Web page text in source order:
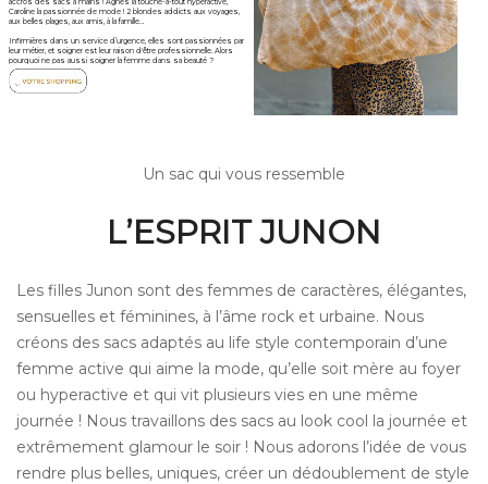
accros des sacs à mains ! Agnès la touche-à-tout hyperactive,
Caroline la passionnée de mode ! 2 blondes addicts aux voyages,
aux belles plages, aux amis, à la famille…
Infirmières dans un service d’urgence, elles sont passionnées par
leur métier, et soigner est leur raison d'être professionnelle. Alors
pourquoi ne pas aussi soigner la femme dans sa beauté ?
Un sac qui vous ressemble
L’ESPRIT JUNON
Les filles Junon sont des femmes de caractères, élégantes,
sensuelles et féminines, à l’âme rock et urbaine. Nous
créons des sacs adaptés au life style contemporain d’une
femme active qui aime la mode, qu’elle soit mère au foyer
ou hyperactive et qui vit plusieurs vies en une même
journée ! Nous travaillons des sacs au look cool la journée et
extrêmement glamour le soir ! Nous adorons l’idée de vous
rendre plus belles, uniques, créer un dédoublement de style